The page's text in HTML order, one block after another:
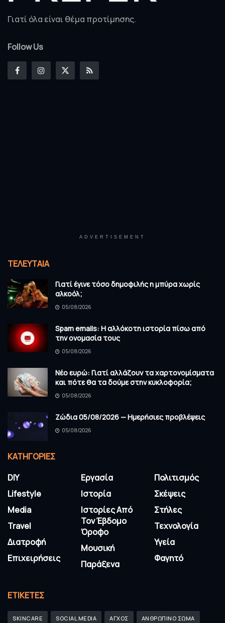
Γιατί όλα είναι θέμα προτίμησης.
Follow Us
ADVERTISEMENT
ΤΕΛΕΥΤΑΊΑ
Γιατί έγινε τόσο δημοφιλής η μπύρα χωρίς
αλκοόλ;
05/08/2026
Spam emails: Η αλλόκοτη ιστορία πίσω από
την ονομασία τους
05/08/2026
Νέο ευρώ: Γιατί αλλάζουν τα χαρτονομίσματα
και πότε θα τα δούμε στην κυκλοφορία;
05/08/2026
Ζώδια 05/08/2026 — Ημερήσιες προβλέψεις
05/08/2026
KΑΤΗΓΟΡΊΕΣ
DIY
Lifestyle
Media
Travel
Διατροφή
Επιχειρήσεις
Εργασία
Ιστορία
Ιστορίες Από
Τον Έβδομο
Όροφο
Μουσική
Παράξενα
Πολιτισμός
Σκέψεις
Στήλες
Τεχνολογία
Υγεία
Φαγητό
ΕΤΙΚΈΤΕΣ
SKINCARE SOCIAL MEDIA ΑΓΧΟΣ ΑΝΘΡΩΠΙΝΟ ΣΩΜΑ